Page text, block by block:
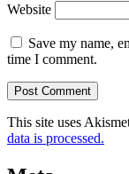
Website
Save my name,
time I comment.
This site uses
data is processed.